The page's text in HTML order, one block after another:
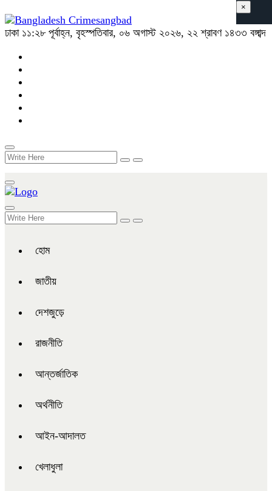
ঢাকা ১১:২৮ পূর্বাহ্ন, বৃহস্পতিবার, ০৬ অগাস্ট ২০২৬, ২২ শ্রাবণ ১৪৩৩ বঙ্গাব্দ
হোম
জাতীয়
দেশজুড়ে
রাজনীতি
আন্তর্জাতিক
অর্থনীতি
আইন-আদালত
খেলাধুলা
×